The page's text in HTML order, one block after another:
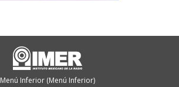
Menú Inferior (Menú Inferior)